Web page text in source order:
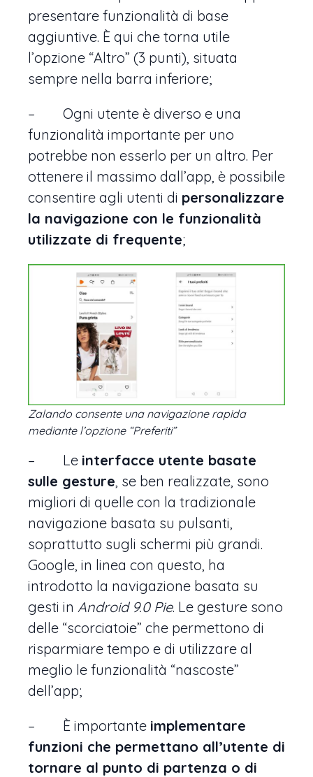
presentare funzionalità di base
aggiuntive. È qui che torna utile
l’opzione “Altro” (3 punti), situata
sempre nella barra inferiore;
– Ogni utente è diverso e una
funzionalità importante per uno
potrebbe non esserlo per un altro. Per
ottenere il massimo dall’app, è possibile
consentire agli utenti di personalizzare
la navigazione con le funzionalità
utilizzate di frequente;
Zalando consente una navigazione rapida
mediante l’opzione “Preferiti”
– Le interfacce utente basate
sulle gesture , se ben realizzate, sono
migliori di quelle con la tradizionale
navigazione basata su pulsanti,
soprattutto sugli schermi più grandi.
Google, in linea con questo, ha
introdotto la navigazione basata su
gesti in Android 9.0 Pie. Le gesture sono
delle “scorciatoie” che permettono di
risparmiare tempo e di utilizzare al
meglio le funzionalità “nascoste”
dell’app;
– È importante implementare
funzioni che permettano all’utente di
tornare al punto di partenza o di